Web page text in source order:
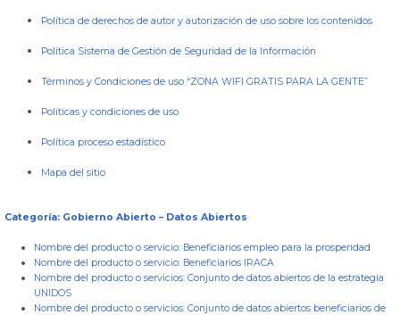
Política de derechos de autor y autorización de uso sobre los contenidos
Política Sistema de Gestión de Seguridad de la Información
Términos y Condiciones de uso “ZONA WIFI GRATIS PARA LA GENTE”
Políticas y condiciones de uso
Política proceso estadístico
Mapa del sitio
Categoría: Gobierno Abierto – Datos Abiertos
Nombre del producto o servicio: Beneficiarios empleo para la prosperidad
Nombre del producto o servicio: Beneficiarios IRACA
Nombre del producto o servicios: Conjunto de datos abiertos de la estrategia
UNIDOS
Nombre del producto o servicios: Conjunto de datos abiertos beneficiarios de